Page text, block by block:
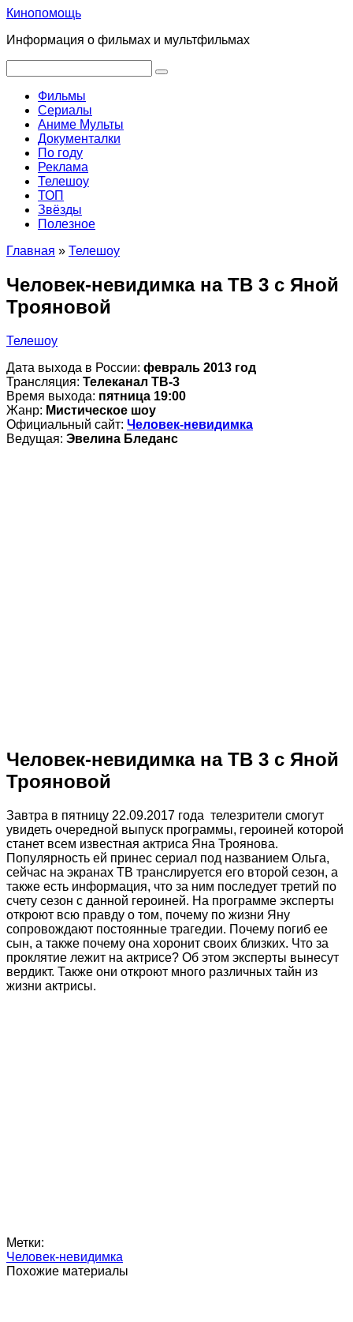
Перейти
контенту
Кинопомощь
Информация о фильмах и мультфильмах
Фильмы
Сериалы
Аниме Мульты
Документалки
По году
Реклама
Телешоу
ТОП
Звёзды
Полезное
Главная » Телешоу
Человек-невидимка на ТВ 3 с Яной
Трояновой
Телешоу
Дата выхода в России: февраль 2013 год
Трансляция: Телеканал ТВ-3
Время выхода: пятница 19:00
Жанр: Мистическое шоу
Официальный сайт: Человек-невидимка
Ведущая: Эвелина Бледанс
Человек-невидимка на ТВ 3 с Яной
Трояновой
Завтра в пятницу 22.09.2017 года телезрители смогут
увидеть очередной выпуск программы, героиней которой
станет всем известная актриса Яна Троянова.
Популярность ей принес сериал под названием Ольга,
сейчас на экранах ТВ транслируется его второй сезон, а
также есть информация, что за ним последует третий по
счету сезон с данной героиней. На программе эксперты
откроют всю правду о том, почему по жизни Яну
сопровождают постоянные трагедии. Почему погиб ее
сын, а также почему она хоронит своих близких. Что за
проклятие лежит на актрисе? Об этом эксперты вынесут
вердикт. Также они откроют много различных тайн из
жизни актрисы.
Метки:
Человек-невидимка
Похожие материалы